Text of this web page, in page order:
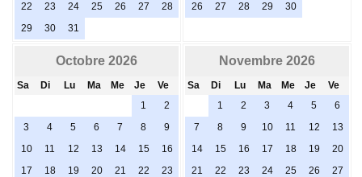
22
23 24 25 26 27
28
29
30 31
26
27 28 29 30
Octobre 2026
Sa Di Lu Ma Me Je
Ve
1
2
3
4 5 6 7 8
9
10
11 12 13 14 15
16
17
18 19 20 21 22
23
Novembre 2026
Sa Di Lu Ma Me Je
Ve
1
2 3 4 5
6
7
8 9 10 11 12
13
14
15 16 17 18 19
20
21
22 23 24 25 26
27